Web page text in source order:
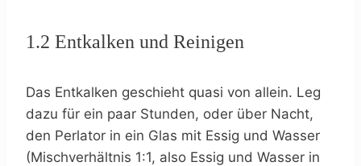
1.2 Entkalken und Reinigen
Das Entkalken geschieht quasi von allein. Leg
dazu für ein paar Stunden, oder über Nacht,
den Perlator in ein Glas mit Essig und Wasser
(Mischverhältnis 1:1, also Essig und Wasser in